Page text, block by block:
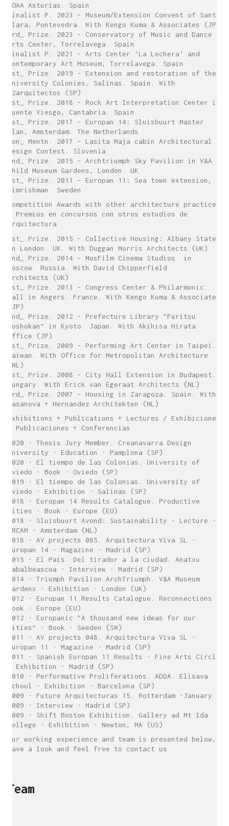
COAA Asturias. Spain
Finalist P. 2023 – Museum/Extension Convent of Santa
Clara, Pontevedra. With Kengo Kuma & Associates (JP)
3rd_ Prize. 2023 – Conservatory of Music and Dance +
Arts Center, Torrelavega. Spain
Finalist P. 2021 – Arts Center ‘La Lechera’ and
Contemporary Art Museum, Torrelavega. Spain
1st_ Prize. 2019 – Extension and restoration of the
University Colonies, Salinas. Spain. With
Z2arquitectos (SP)
1st_ Prize. 2018 – Rock Art Interpretation Center in
Puente Viesgo, Cantabria. Spain
1st_ Prize. 2017 – Europan 14: Sluisbuurt Master
Plan, Amsterdam. The Netherlands
Hon_ Mentn. 2017 – Lasita Maja cabin Architectural
Design Contest. Slovenia
2nd_ Prize. 2015 – Archtriumph Sky Pavilion in V&A
Child Museum Gardens, London. UK
1st_ Prize. 2011 – Europan 11: Sea town extension,
Simrishman. Sweden
Competition Awards with other architecture practices
/ Premios en concursos con otros estudios de
arquitectura
1st_ Prize. 2015 – Collective Housing: Albany State
in London. UK. With Duggan Morris Architects (UK)
2nd_ Prize. 2014 – MosFilm Cinema Studios in
Moscow. Russia. With David Chipperfield
Architects (UK)
1st_ Prize. 2013 – Congress Center & Philarmonic
Hall in Angers. France. With Kengo Kuma & Associates
(JP)
2nd_ Prize. 2012 – Prefecture Library “Furitsu
Toshokan” in Kyoto. Japan. With Akihisa Hirata
Office (JP)
1st_ Prize. 2009 – Performing Art Center in Taipei.
Taiwan. With Office for Metropolitan Architecture
(NL)
1st_ Prize. 2008 – City Hall Extension in Budapest.
Hungary. With Erick van Egeraat Architects (NL)
3rd_ Prize. 2007 – Housing in Zaragoza. Spain. With
Casanova + Hernandez Architekten (NL)
Exhibitions + Publications + Lectures / Exhibiciones
+ Publicaciones + Conferencias
2020 · Thesis Jury Member. Creanavarra Design
University · Education · Pamplona (SP)
2020 · El tiempo de las Colonias. University of
Oviedo · Book · Oviedo (SP)
2019 · El tiempo de las Colonias. University of
Oviedo · Exhibition · Salinas (SP)
2018 · Europan 14 Results Catalogue. Productive
Cities · Book · Europe (EU)
2018 · Sluisbuurt Avond: Sustainability · Lecture ·
ARCAM · Amsterdam (NL)
2018 · AV projects 085. Arquitectura Viva SL ·
Europan 14 · Magazine · Madrid (SP)
2015 · El País. Del tirador a la ciudad. Anatxu
Zabalbeascoa · Interview · Madrid (SP)
2014 · Triumph Pavilion ArchTriumph. V&A Museum
Gardens · Exhibition · London (UK)
2012 · Europan 11 Results Catalogue. Reconnections ·
Book · Europe (EU)
2012 · Europanic “A thousand new ideas for our
cities” · Book · Sweden (SW)
2011 · AV projects 048. Arquitectura Viva SL ·
Europan 11 · Magazine · Madrid (SP)
2011 · Spanish Europan 11 Results · Fine Arts Circle
· Exhibition · Madrid (SP)
2010 · Performative Proliferations. ADDA. Elisava
School · Exhibition · Barcelona (SP)
2009 · Future Arquitecturas 15. Rotterdam ·January
2009 · Interview · Madrid (SP)
2009 · Shift Boston Exhibition. Gallery ad Mt Ida
College · Exhibition · Newton, MA (US)
Our working experience and team is presented below,
have a look and feel free to contact us
Team